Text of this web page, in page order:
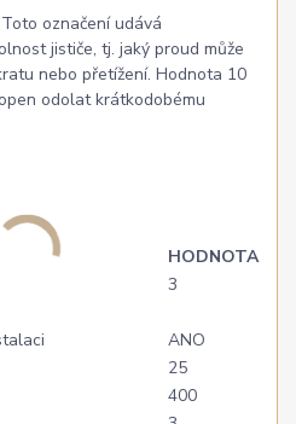
označení udává
jističe, tj. jaký proud může
nebo přetížení. Hodnota 10
odolat krátkodobému
HODNOTA
3
ANO
25
400